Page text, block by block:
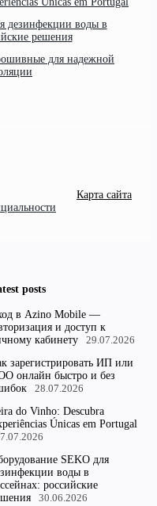
дезинфекции воды в
решения
для надежной
Карта сайта
posts
в Azino Mobile —
и доступ к
кабинету
29.07.2026
зарегистрировать ИП или
онлайн быстро и без
28.07.2026
do Vinho: Descubra
Únicas em Portugal
SEKO для
воды в
российские
30.06.2026